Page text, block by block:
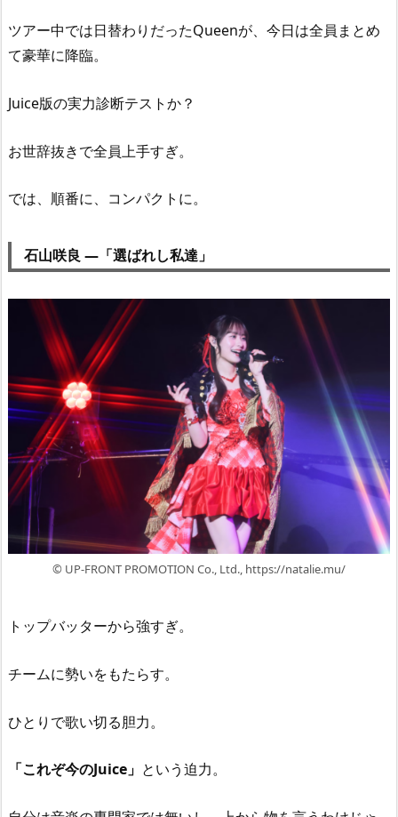
ツアー中では日替わりだったQueenが、今日は全員まとめ
て豪華に降臨。
Juice版の実力診断テストか？
お世辞抜きで全員上手すぎ。
では、順番に、コンパクトに。
石山咲良 —「選ばれし私達」
© UP-FRONT PROMOTION Co., Ltd., https://natalie.mu/
トップバッターから強すぎ。
チームに勢いをもたらす。
ひとりで歌い切る胆力。
「これぞ今のJuice」 という迫力。